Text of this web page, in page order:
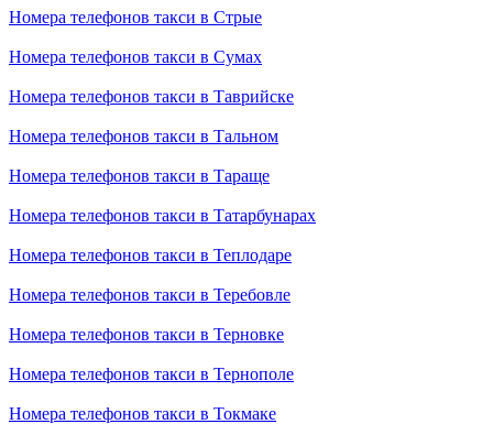
Номера телефонов такси в Стрые
Номера телефонов такси в Сумах
Номера телефонов такси в Таврийске
Номера телефонов такси в Тальном
Номера телефонов такси в Тараще
Номера телефонов такси в Татарбунарах
Номера телефонов такси в Теплодаре
Номера телефонов такси в Теребовле
Номера телефонов такси в Терновке
Номера телефонов такси в Тернополе
Номера телефонов такси в Токмаке